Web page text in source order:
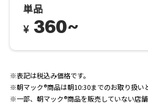
単品
¥ 360~
※表記は税込み価格です。
※朝マック®商品は朝10:30までのお取り扱い
※一部、朝マック®商品を販売していない店舗